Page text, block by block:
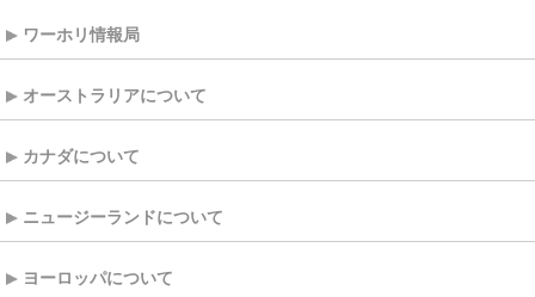
ワーホリ情報局
オーストラリアについて
カナダについて
ニュージーランドについて
ヨーロッパについて